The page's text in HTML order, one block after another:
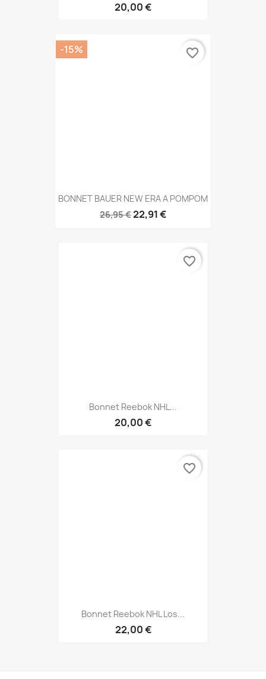
20,00 €
BONNET BAUER NEW ERA A POMPOM
26,95 €22,91 €
-15% favorite_border
Bonnet Reebok NHL...
20,00 €
favorite_border
Bonnet Reebok NHL Los...
22,00 €
favorite_border